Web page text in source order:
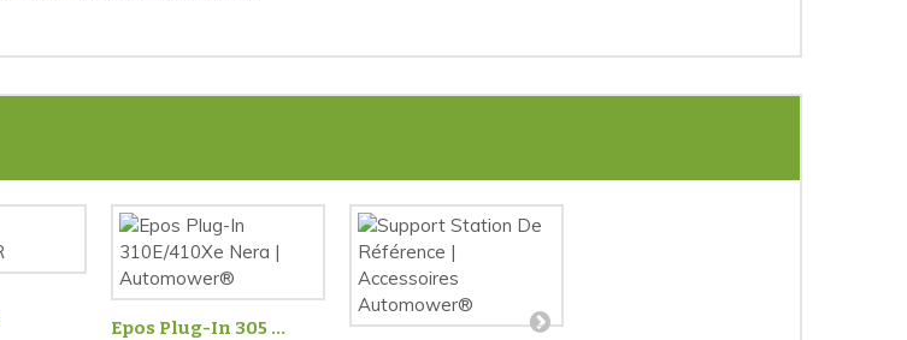
Epos Plug-In 305 ...